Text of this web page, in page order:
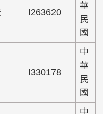
I263620
華
民
國
I330178
中
華
民
國
中